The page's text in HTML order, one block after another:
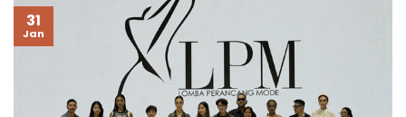
31
Jan